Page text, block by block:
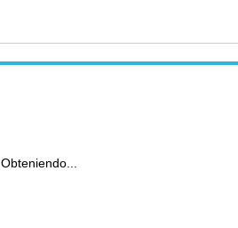
Obteniendo...